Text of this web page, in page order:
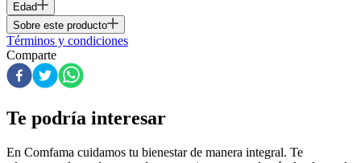
Edad
Sobre este producto
Términos y condiciones
Comparte
Te podría interesar
En Comfama cuidamos tu bienestar de manera integral. Te